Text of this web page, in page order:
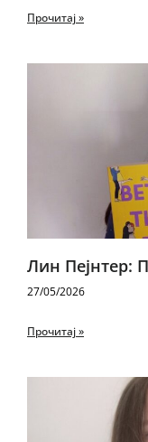
Прочитај »
Лин Пејнтер:
27/05/2026
Прочитај »